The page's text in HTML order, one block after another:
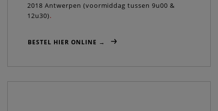
2018 Antwerpen (voormiddag tussen 9u00 &
12u30).
BESTEL HIER ONLINE →